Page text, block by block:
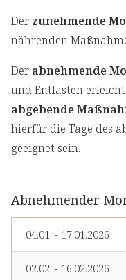
Der zunehmende
nährenden
Der abnehmende
und Entlasten
abgebende
hierfür die Tage des
geeignet sein.
Abnehmender
04.01. - 17.01.2026
02.02. - 16.02.2026